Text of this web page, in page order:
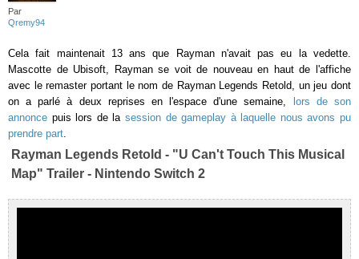
Par
Qremy94
Cela fait maintenait 13 ans que Rayman n'avait pas eu la vedette.
Mascotte de Ubisoft, Rayman se voit de nouveau en haut de l'affiche
avec le remaster portant le nom de Rayman Legends Retold, un jeu dont
on a parlé à deux reprises en l'espace d'une semaine,
lors de son
annonce puis lors de la session de gameplay à laquelle nous avons pu
prendre part.
Rayman Legends Retold - "U Can't Touch This Musical
Map" Trailer - Nintendo Switch 2